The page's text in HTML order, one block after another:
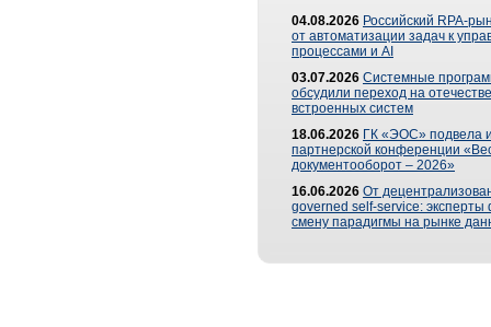
04.08.2026 Российский RPA-
от автоматизации задач к
процессами и AI
03.07.2026 Системные
обсудили переход на
встроенных систем
18.06.2026 ГК «ЭОС» подвела
партнерской конференции
документооборот – 2026»
16.06.2026 От
governed self-service: эксперты
смену парадигмы на рынке